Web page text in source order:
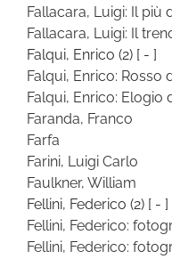
Fallacara, Luigi: Il più
Fallacara, Luigi: Il
Falqui, Enrico (2) [ - ]
Falqui, Enrico: Rosso
Falqui, Enrico:
Faranda, Franco
Farfa
Farini, Luigi Carlo
Faulkner, William
Fellini, Federico (2) [ - ]
Fellini, Federico:
Fellini, Federico: